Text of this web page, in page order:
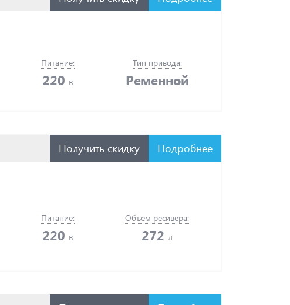
Питание:
220 в
Тип привода:
Ременной
Получить скидку Подробнее
Питание:
220 в
Объём ресивера:
272л